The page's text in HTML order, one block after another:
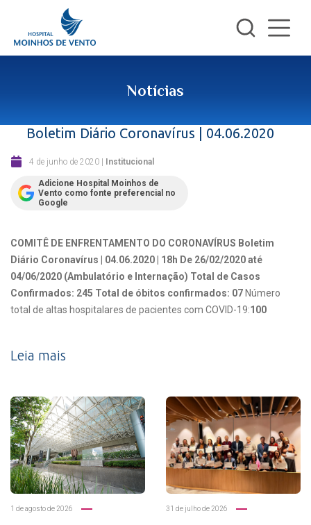
Notícias
Boletim Diário Coronavírus | 04.06.2020
4 de junho de 2020 | Institucional
Adicione Hospital Moinhos de
Vento como fonte preferencial no
Google
COMITÊ DE ENFRENTAMENTO DO CORONAVÍRUS Boletim
Diário Coronavírus | 04.06.2020 | 18h De 26/02/2020 até
04/06/2020 (Ambulatório e Internação) Total de Casos
Confirmados: 245 Total de óbitos confirmados: 07 Número
total de altas hospitalares de pacientes com COVID-19:100
Leia mais
1 de agosto de 2026 31 de julho de 2026